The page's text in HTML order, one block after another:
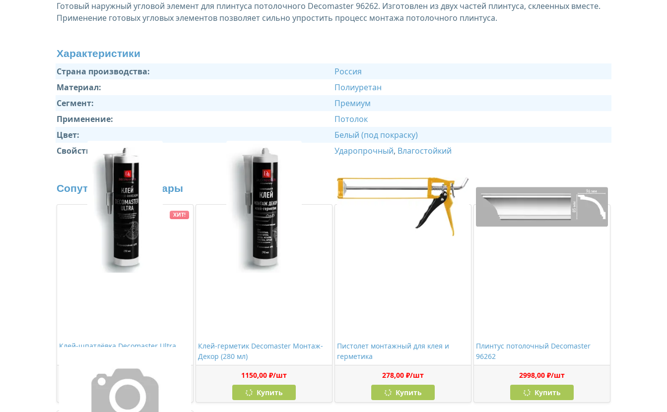
Готовый наружный угловой элемент для плинтуса потолочного Decomaster 96262. Изготовлен из двух частей плинтуса, склеенных вместе.
Применение готовых угловых элементов позволяет сильно упростить процесс монтажа потолочного плинтуса.
Характеристики
Страна производства:
Россия
Материал:
Полиуретан
Сегмент:
Премиум
Применение:
Потолок
Цвет:
Белый (под покраску)
Свойства:
Ударопрочный, Влагостойкий
Сопутствующие товары
Клей-шпатлёвка Decomaster Ultra
473,00 ₽/шт
Купить
ХИТ!
Клей-герметик Decomaster Монтаж-
Декор (280 мл)
1150,00 ₽/шт
Купить
Пистолет монтажный для клея и
герметика
278,00 ₽/шт
Купить
Плинтус потолочный Decomaster
96262
2998,00 ₽/шт
Купить